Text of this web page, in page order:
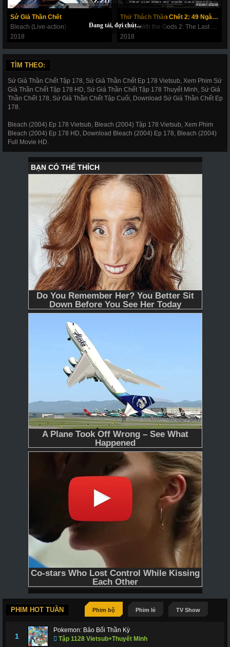
276 277 278 279 280 281 282
283 284 285 286 287 288 289
290
297 298 299 300 301 302 303
304 305 306 307 308 309 310
322 323 324 325 326 327 328
329 330 331 332 333 334 335
336 337 338 339 340 341 343
345 346 347 348 349
352 353 354 355 356
359 360 361 362 363
366 - Tập Cuối
Sứ Giả Thần Chết
Bleach (Live-action)
2018
Thử Thách Thần Chết 2: 49 Ngày Cuối Cùng
2018
TÌM THEO:
Sứ Giả Thần Chết Tập 178, Sứ Giả Thần Chết Ep 178 Vietsub, Xem Phim Sứ
Giả Thần Chết Tập 178 HD, Sứ Giả Thần Chết Tập 178 Thuyết Minh, Sứ Giả
Thần Chết 178, Sứ Giả Thần Chết Tập Cuối, Download Sứ Giả Thần Chết Ep
178.
Bleach (2004) Ep 178 Vietsub, Bleach (2004) Tập 178 Vietsub, Xem Phim
Bleach (2004) Ep 178 HD, Download Bleach (2004) Ep 178, Bleach (2004)
Full Movie HD.
PHIM HOT TUẦN Phim bộ Phim lẻ TV Show
1
Pokemon: Bảo Bối Thần Kỳ
Tập 1128 Vietsub+Thuyết Minh